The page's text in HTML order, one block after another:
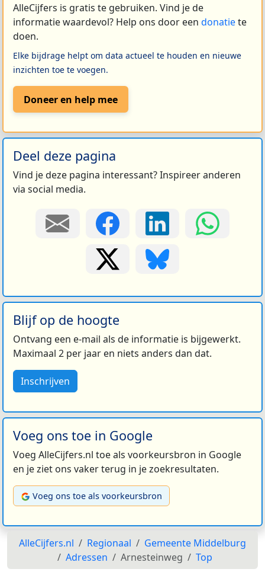
AlleCijfers is gratis te gebruiken. Vind je de
informatie waardevol? Help ons door een donatiete
doen.
Elke bijdrage helpt om data actueel te houden en nieuwe
inzichten toe te voegen.
Doneer en help mee
Deel deze pagina
Vind je deze pagina interessant? Inspireer anderen
via social media.
Blijf op de hoogte
Ontvang een e-mail als de informatie is bijgewerkt.
Maximaal 2 per jaar en niets anders dan dat.
Inschrijven
Voeg ons toe in Google
Voeg AlleCijfers.nl toe als voorkeursbron in Google
en je ziet ons vaker terug in je zoekresultaten.
Voeg ons toe als voorkeursbron
AlleCijfers.nl Regionaal
Gemeente Middelburg
Adressen
Arnesteinweg Top